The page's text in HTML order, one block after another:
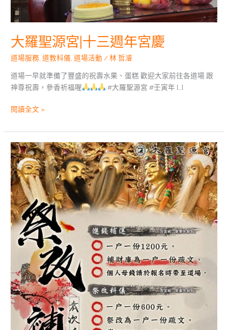
大羅聖源宮|十三週年宮慶
道場服務 ,道教科儀 ,道場活動 /林 哲濬
道場一早就準備了豐盛的祝壽水果、蛋糕 歡迎大家前往各道場 跟
神尊祝壽，參香祈福喔
#大羅聖源宮 #壬寅年 […]
年
宮
閱讀全文 »
道
場
活
動|
壬
寅
年
下
改
補
財
庫